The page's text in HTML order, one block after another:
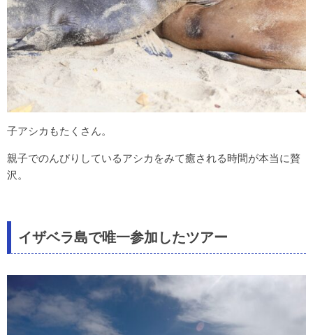
子アシカもたくさん。
親子でのんびりしているアシカをみて癒される時間が本当に贅
沢。
イザベラ島で唯一参加したツアー